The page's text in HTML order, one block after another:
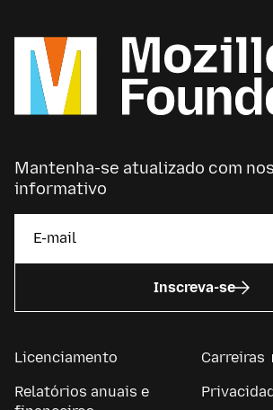
Mantenha-se atualizado com
informativo
Inscreva-se
Licenciamento
Relatórios anuais e
Carreiras